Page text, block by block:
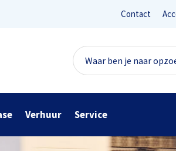
Contact
Verhuur Service